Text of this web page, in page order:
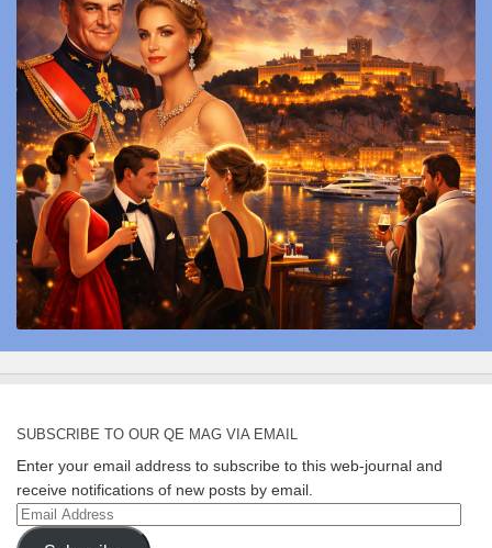
SUBSCRIBE TO OUR QE MAG VIA EMAIL
Enter your email address to subscribe to this web-journal and
receive notifications of new posts by email.
Email
Address